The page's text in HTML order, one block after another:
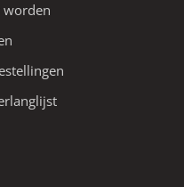
worden